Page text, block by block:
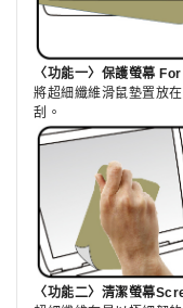
〈功能一〉保護螢幕
將超細纖維滑鼠墊置放
刮。
〈功能二〉清潔螢幕